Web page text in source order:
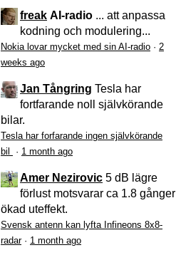
freak AI-radio ... att anpassa
kodning och modulering...
Nokia lovar mycket med sin AI-radio · 2
weeks ago
Jan Tångring Tesla har
fortfarande noll självkörande
bilar.
Tesla har forfarande ingen självkörande
bil
· 1 month ago
Amer Nezirovic 5 dB lägre
förlust motsvarar ca 1.8 gånger
ökad uteffekt.
Svensk antenn kan lyfta Infineons 8x8-
radar· 1 month ago